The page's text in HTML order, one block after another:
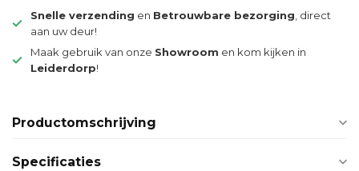
Snelle verzending en Betrouwbare bezorging , direct
aan uw deur!
Maak gebruik van onze Showroom en kom kijken in
Leiderdorp!
Productomschrijving
Specificaties